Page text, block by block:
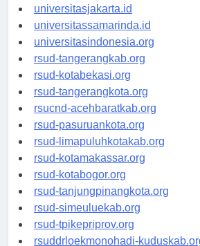
universitassalor.id
universitasjakarta.id
universitassamarinda.id
universitasindonesia.org
rsud-tangerangkab.org
rsud-kotabekasi.org
rsud-tangerangkota.org
rsucnd-acehbaratkab.org
rsud-pasuruankota.org
rsud-limapuluhkotakab.org
rsud-kotamakassar.org
rsud-kotabogor.org
rsud-tanjungpinangkota.org
rsud-simeuluekab.org
rsud-tpikepriprov.org